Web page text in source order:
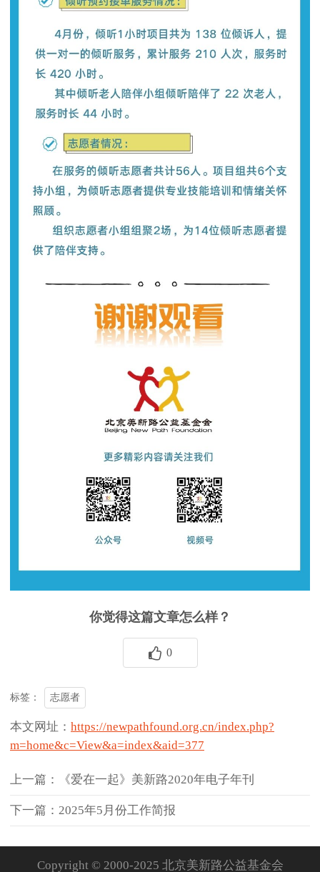
你觉得这篇文章怎么样？
0
标签： 志愿者
本文网址： https://newpathfound.org.cn/index.php?
m=home&c=View&a=index&aid=377
上一篇：《爱在一起》美新路2020年电子年刊
下一篇：2025年5月份工作简报
Copyright © 2000-2025 北京美新路公益基金会